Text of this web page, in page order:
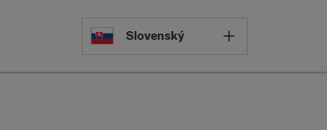
Select
Slovenský